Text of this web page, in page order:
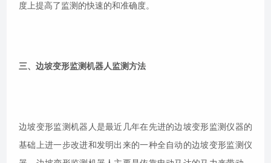
度上提高了监测的快速的和准确度。
三、边坡变形监测机器人监测方法
边坡变形监测机器人是最近几年在先进的边坡变形监测仪器的
基础上进一步改进和发明出来的一种全自动的边坡变形监测仪